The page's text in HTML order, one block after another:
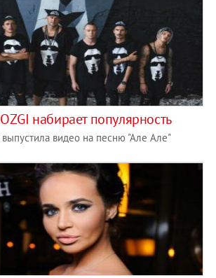
набирает популярность
выпустила видео на песню "Але Але"